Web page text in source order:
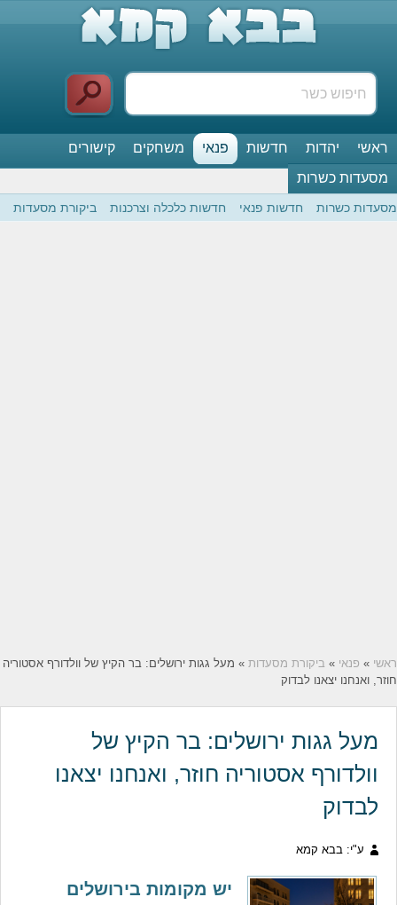
ראשי יהדות חדשות פנאי משחקים
קישורים
מסעדות כשרות
מסעדות כשרות חדשות פנאי חדשות כלכלה וצרכנות ביקורת מסעדות
ראשי » פנאי » ביקורת מסעדות » מעל גגות ירושלים: בר הקיץ של וולדורף אסטוריה
חוזר, ואנחנו יצאנו לבדוק
מעל גגות ירושלים: בר הקיץ של
וולדורף אסטוריה חוזר, ואנחנו יצאנו
לבדוק
ע"י: בבא קמא
יש מקומות בירושלים